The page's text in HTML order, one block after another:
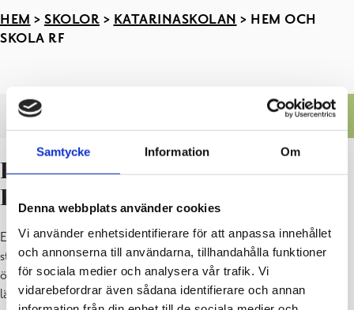
Samtycke Information Om
Denna webbplats använder cookies
Vi använder enhetsidentifierare för att anpassa innehållet
och annonserna till användarna, tillhandahålla funktioner
för sociala medier och analysera vår trafik. Vi
vidarebefordrar även sådana identifierare och annan
HEM > SKOLOR > KATARINASKOLAN > HEM OCH
SKOLA RF
Katarinaskolan
Katarinaskolan
Läsårsinfo
Elevdelaktighet
Elevvård
Antimobbningsplan
Ordningsregler
Föräldrastigen
Skolbiblioteket Mini Fokus
Hem och Skola för
Katarinaskolan
Ett förtroendefullt förhållande mellan föräldrarna och lärarna är av
största betydelse för barnens utveckling. Skolans verksamhet är
öppen och föräldrarna får, gärna efter överenskommelse med
läraren, komma till klassen och följa med undervisningen. I skolan